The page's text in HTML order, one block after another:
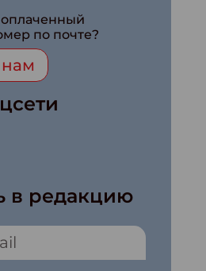
по почте?
в редакцию